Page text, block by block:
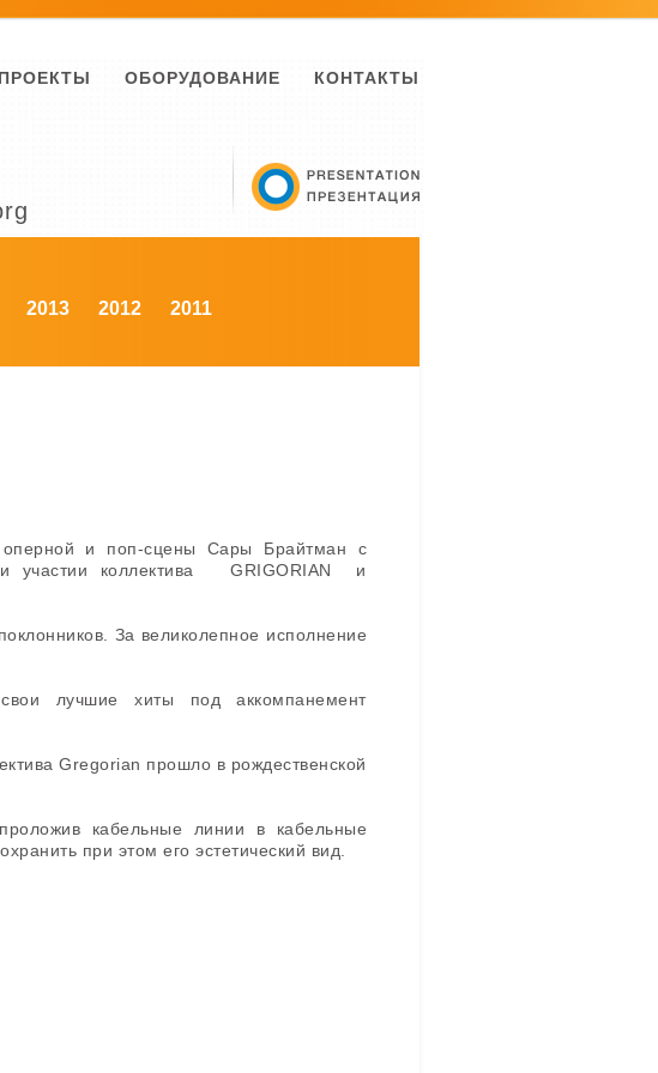
ПРОЕКТЫ ОБОРУДОВАНИЕ КОНТАКТЫ
2013 2012 2011
и поп-сцены Сары Брайтман c
участии коллектива GRIGORIAN и
За великолепное исполнение
лучшие хиты под аккомпанемент
Gregorian прошло в рождественской
кабельные линии в кабельные
при этом его эстетический вид.